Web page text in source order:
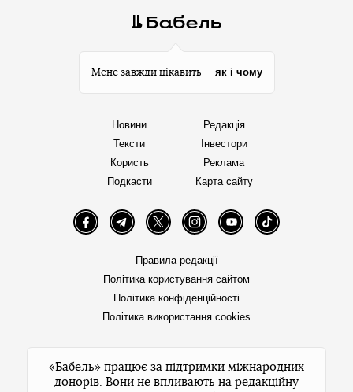
Мене завжди цікавить — як і чому
Новини
Тексти
Користь
Подкасти
Редакція
Інвестори
Реклама
Карта сайту
FacebookTelegramTwitter InstagramYouTube TikTok
Правила редакції
Політика користування сайтом
Політика конфіденційності
Політика використання cookies
«Бабель» працює за підтримки міжнародних
донорів. Вони не впливають на редакційну